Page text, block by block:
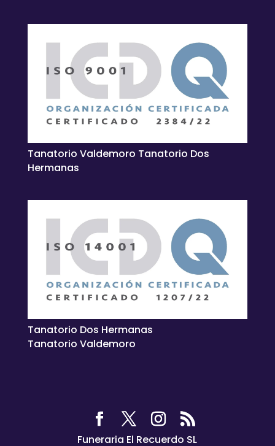
Tanatorio Valdemoro Tanatorio Dos
Hermanas
Tanatorio Dos Hermanas
Tanatorio Valdemoro
Funeraria El Recuerdo SL